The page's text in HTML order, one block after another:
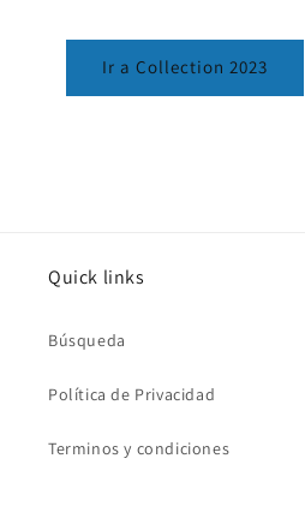
Ir a Collection 2023
Quick links
Búsqueda
Política de Privacidad
Terminos y condiciones